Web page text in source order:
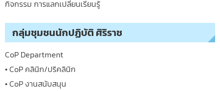
กิจกรรม การแลกเปลี่ยนเรียนรู้
กลุ่มชุมชนนักปฏิบัติ ศิริราช
CoP Department
• CoP คลินิก/ปริคลินิก
• CoP งานสนับสนุน